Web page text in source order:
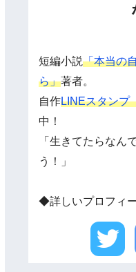
短編小説「本当の
ら」著者。
自作LINEスタンプ
中！
「生きてたらなん
う！」
◆詳しいプロフィ